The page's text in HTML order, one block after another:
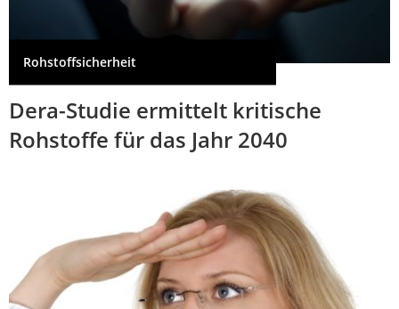
Rohstoffsicherheit
Dera-Studie ermittelt kritische
Rohstoffe für das Jahr 2040